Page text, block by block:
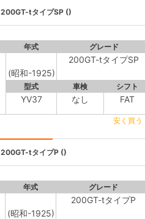
200GT-tタイプSP ()
年式 グレード
(昭和-1925)
200GT-tタイプSP
型式 車検 シフト
YV37 なし FAT
安く買う
200GT-tタイプP ()
年式 グレード
(昭和-1925)
200GT-tタイプP